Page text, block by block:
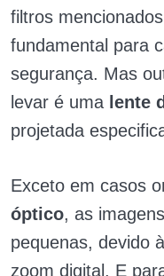
filtros
fundamental para
segurança. Mas
levar é uma lente
projetada
Exceto em casos
óptico, as
pequenas, devido
zoom digital. E